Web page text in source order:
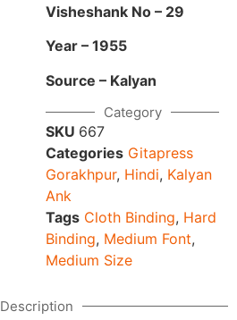
Visheshank No – 29
Year – 1955
Source – Kalyan
Category
SKU 667
Categories Gitapress
Gorakhpur, Hindi, Kalyan
Ank
Tags Cloth Binding, Hard
Binding, Medium Font,
Medium Size
Description